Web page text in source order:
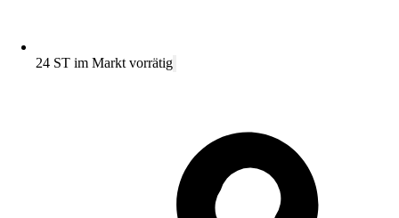
24 ST im Markt vorrätig